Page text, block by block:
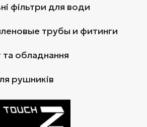
фільтри для води
трубы и фитинги
та обладнання
рушників